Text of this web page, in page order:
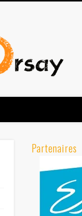
Partenaires